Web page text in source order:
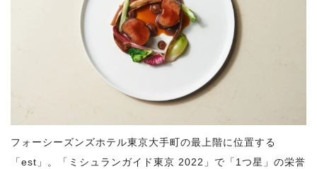
フォーシーズンズホテル東京大手町の最上階に位置する
「est」。「ミシュランガイド東京 2022」で「1つ星」の栄誉